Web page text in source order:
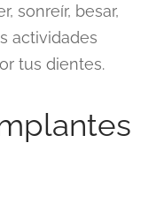
sonreír, besar,
actividades
tus dientes.